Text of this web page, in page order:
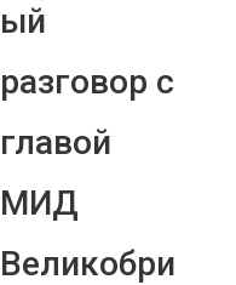
ый
разговор с
главой
МИД
Великобри